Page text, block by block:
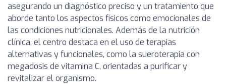
asegurando un diagnóstico preciso y un tratamiento que
aborde tanto los aspectos físicos como emocionales de
las condiciones nutricionales. Además de la nutrición
clínica, el centro destaca en el uso de terapias
alternativas y funcionales, como la sueroterapia con
megadosis de vitamina C, orientadas a purificar y
revitalizar el organismo.